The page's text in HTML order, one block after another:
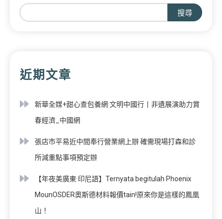
搜尋
近期文章
新華全媒+甜心查包養網·文明中國行丨非遺展演助力賞
春經濟_中國網
張店市平易近中間奉行營業網上辦 確需現場打森和診
所減重點事項預定辦
【年夜美廣東·印尼語】Ternyata begitulah Phoenix
MounOSDER奧斯德材料報價tain!原來你是這樣的鳳凰
山！